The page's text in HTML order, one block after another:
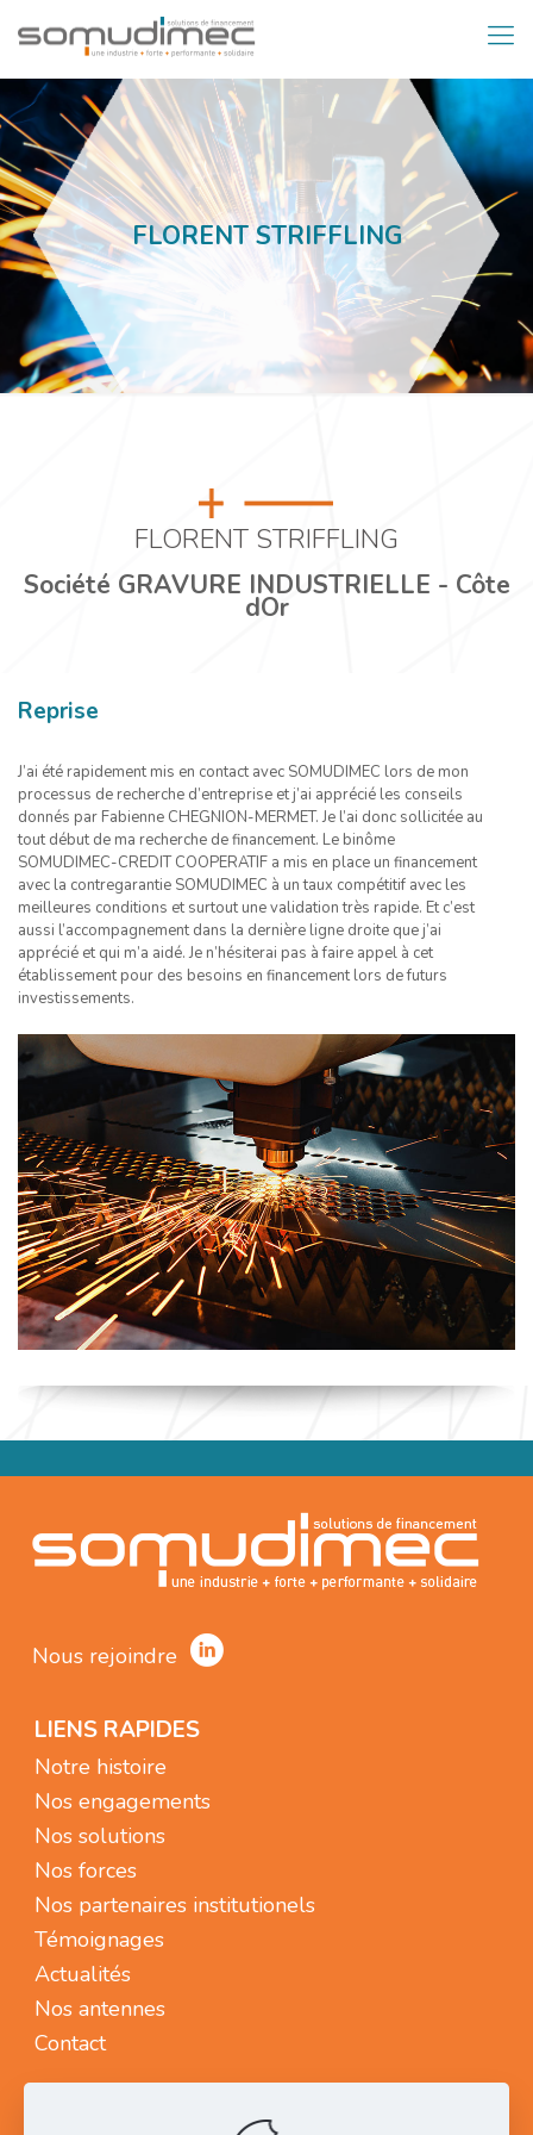
FLORENT STRIFFLING
FLORENT STRIFFLING
Société GRAVURE INDUSTRIELLE - Côte
dOr
Reprise
J’ai été rapidement mis en contact avec SOMUDIMEC lors de mon
processus de recherche d’entreprise et j’ai apprécié les conseils
donnés par Fabienne CHEGNION-MERMET. Je l’ai donc sollicitée au
tout début de ma recherche de financement. Le binôme
SOMUDIMEC-CREDIT COOPERATIF a mis en place un financement
avec la contregarantie SOMUDIMEC à un taux compétitif avec les
meilleures conditions et surtout une validation très rapide. Et c’est
aussi l’accompagnement dans la dernière ligne droite que j’ai
apprécié et qui m’a aidé. Je n’hésiterai pas à faire appel à cet
établissement pour des besoins en financement lors de futurs
investissements.
Nous rejoindre
LIENS RAPIDES
Notre histoire
Nos engagements
Nos solutions
Nos forces
Nos partenaires institutionels
Témoignages
Actualités
Nos antennes
Contact
NOUS CONTACTER